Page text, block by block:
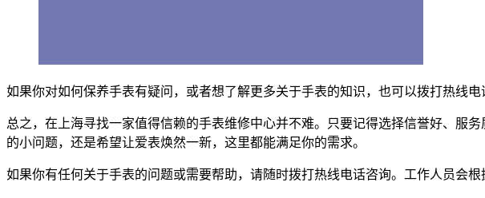
如果你对如何保养手表有疑问，或者想了解更多关于手表的知识，也可以拨打热线
总之，在上海寻找一家值得信赖的手表维修中心并不难。只要记得选择信誉好、服
的小问题，还是希望让爱表焕然一新，这里都能满足你的需求。
如果你有任何关于手表的问题或需要帮助，请随时拨打热线电话咨询。工作人员会